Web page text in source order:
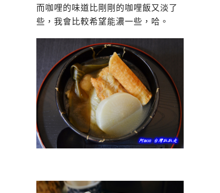
而咖哩的味道比剛剛的咖哩飯又淡了
些，我會比較希望能濃一些，哈。